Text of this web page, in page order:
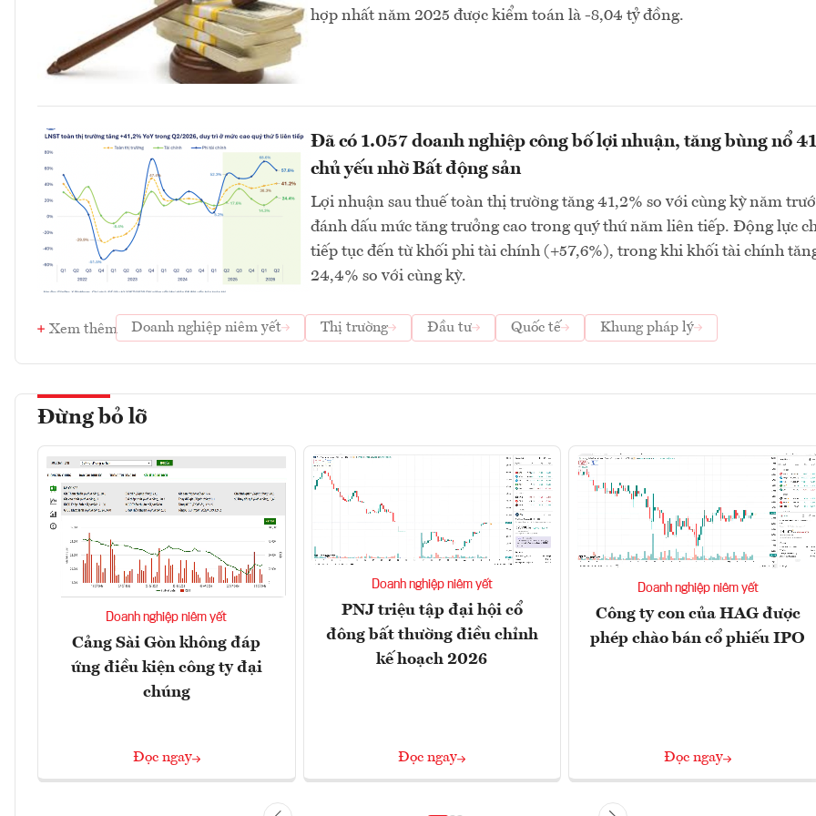
hợp nhất năm 2025 được kiểm toán là -8,04 tỷ đồng.
Đã có 1.057 doanh nghiệp công bố lợi nhuận, tăng bùng nổ
chủ yếu nhờ Bất động sản
Lợi nhuận sau thuế toàn thị trường tăng 41,2% so với cùng kỳ năm
đánh dấu mức tăng trưởng cao trong quý thứ năm liên tiếp. Động lực
tiếp tục đến từ khối phi tài chính (+57,6%), trong khi khối tài chính
24,4% so với cùng kỳ.
Xem thêm Doanh nghiệp niêm yết Thị trường Đầu tư Quốc tế Khung pháp lý
Đừng bỏ lỡ
Doanh nghiệp niêm yết
Cảng Sài Gòn không đáp
ứng điều kiện công ty đại
chúng
Đọc ngay
Doanh nghiệp niêm yết
PNJ triệu tập đại hội cổ
đông bất thường điều chỉnh
kế hoạch 2026
Đọc ngay
Doanh nghiệp niêm yết
Công ty con của HAG được
phép chào bán cổ phiếu IPO
Đọc ngay